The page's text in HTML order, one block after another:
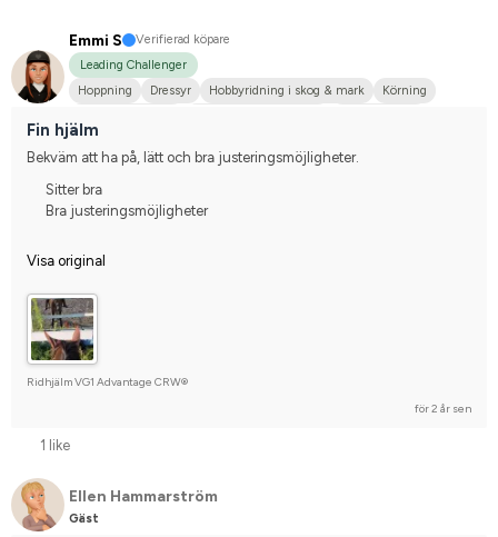
Emmi S
Verifierad köpare
Leading Challenger
Hoppning
Dressyr Hobbyridning i skog & mark
Körning
Fin hjälm
Bekväm att ha på, lätt och bra justeringsmöjligheter.
Sitter bra
Bra justeringsmöjligheter
Visa original
Ridhjälm VG1 Advantage CRW®
för 2 år sen
1 like
Ellen Hammarström
Gäst